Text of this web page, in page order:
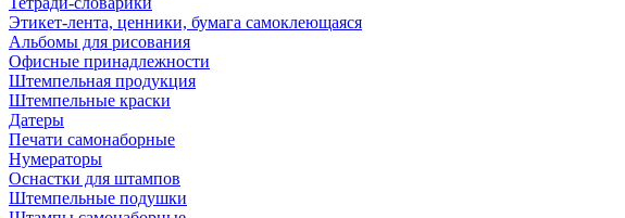
Этикет-лента, ценники, бумага самоклеющаяся
Альбомы для рисования
Офисные принадлежности
Штемпельная продукция
Штемпельные краски
Датеры
Печати самонаборные
Нумераторы
Оснастки для штампов
Штемпельные подушки